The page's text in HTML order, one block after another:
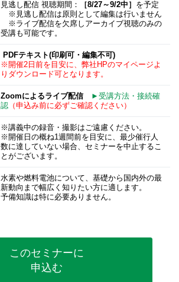
見逃し配信 視聴期間： ［8/27～9/2中］
を予定
※見逃し配信は原則として編集は行いません
※ライブ配信を欠席しアーカイブ視聴のみの
受講も可能です。
PDFテキスト(印刷可・編集不可)
※開催2日前を目安に、弊社HPのマイページよ
りダウンロード可となります。
Zoomによるライブ配信
►受講方法・接続確
認（申込み前に必ずご確認ください）
※講義中の録音・撮影はご遠慮ください。
※開催日の概ね1週間前を目安に、最少催行人
数に達していない場合、セミナーを中止するこ
とがございます。
水素や燃料電池について、基礎から国内外の最
新動向まで幅広く知りたい方に適します。
予備知識は特に必要ありません。
このセミナーに
申込む